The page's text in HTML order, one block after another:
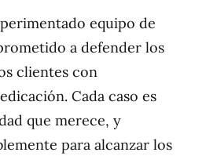
equipo de
a defender los
clientes con
Cada caso es
que merece, y
para alcanzar los